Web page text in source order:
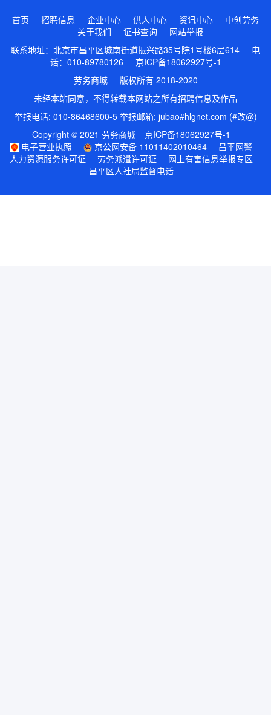
首页 招聘信息 企业中心 供人中心 资讯中心
中创劳务
关于我们
证书查询
网站举报
联系地址：北京市昌平区城南街道振兴路35号院1号楼6层614 电
话：010-89780126 京ICP备18062927号-1
劳务商城 版权所有 2018-2020
未经本站同意，不得转载本网站之所有招聘信息及作品
举报电话: 010-86468600-5 举报邮箱: jubao#hlgnet.com (#改@)
Copyright © 2021 劳务商城
京ICP备18062927号-1
电子营业执照
京公网安备 11011402010464
昌平网警
人力资源服务许可证
劳务派遣许可证
网上有害信息举报专区
昌平区人社局监督电话